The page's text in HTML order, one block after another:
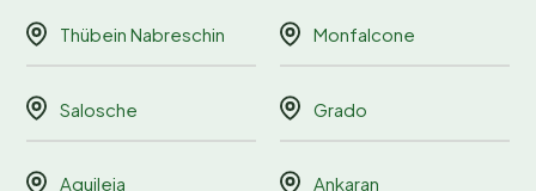
Thübein Nabreschin Monfalcone
Salosche Grado
Aquileja Ankaran